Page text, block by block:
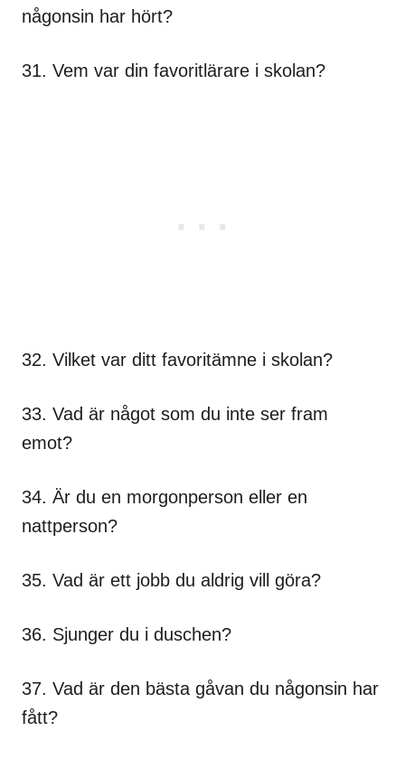
någonsin har hört?
31. Vem var din favoritlärare i skolan?
32. Vilket var ditt favoritämne i skolan?
33. Vad är något som du inte ser fram
emot?
34. Är du en morgonperson eller en
nattperson?
35. Vad är ett jobb du aldrig vill göra?
36. Sjunger du i duschen?
37. Vad är den bästa gåvan du någonsin har
fått?